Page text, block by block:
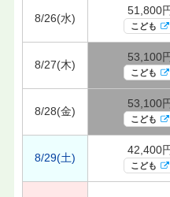
8/26(水)
51,800
こども
8/27(木)
53,100円
こども
8/28(金)
53,100円
こども
8/29(土)
42,400
こども